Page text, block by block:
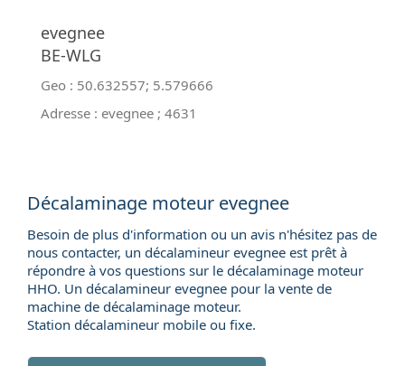
evegnee
BE-WLG
Geo : 50.632557; 5.579666
Adresse : evegnee ; 4631
Décalaminage moteur evegnee
Besoin de plus d'information ou un avis n'hésitez pas de
nous contacter, un décalamineur evegnee est prêt à
répondre à vos questions sur le décalaminage moteur
HHO. Un décalamineur evegnee pour la vente de
machine de décalaminage moteur.
Station décalamineur mobile ou fixe.